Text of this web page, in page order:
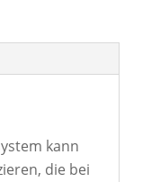
kann
die bei